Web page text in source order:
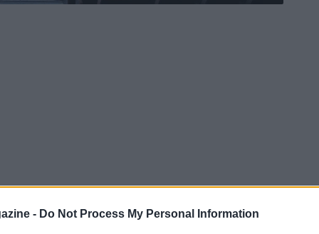
- Do Not Process My Personal Information